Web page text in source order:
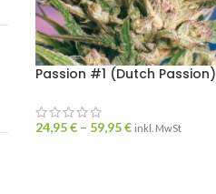
Passion #1 (Dutch Passion)
24,95€ – 59,95€ inkl. MwSt